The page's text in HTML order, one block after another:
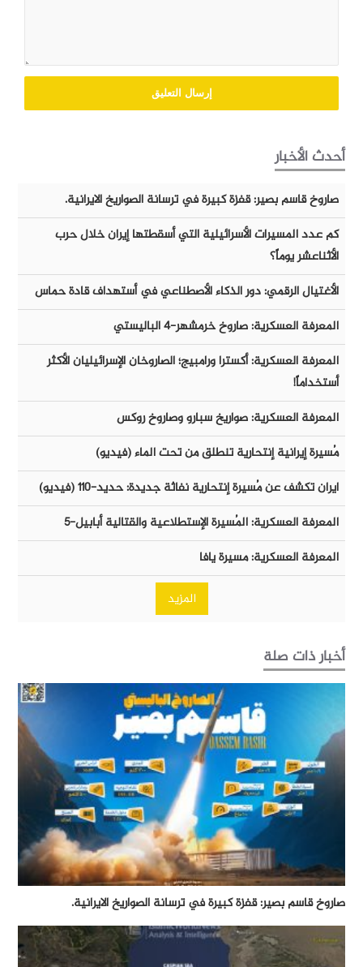
أحدث الأخبار
صاروخ قاسم بصير: قفزة كبيرة في ترسانة الصواريخ الايرانية.
كم عدد المسيرات الأسرائيلية التي أسقطتها إيران خلال حرب
الأثناعشر يوماً؟
الأغتيال الرقمي: دور الذكاء الأصطناعي في أستهداف قادة حماس
المعرفة العسكرية: صاروخ خرمشهر-٤ الباليستي
المعرفة العسكرية: أكسترا ورامبيج؛ الصاروخان الإسرائيليان الأكثر
أستخداماً!
المعرفة العسكرية: صواريخ سبارو وصاروخ روكس
مُسيرة إيرانية إنتحارية تنطلق من تحت الماء (فيديو)
ايران تكشف عن مُسيرة إنتحارية نفاثة جديدة: حديد-١١٠ (فيديو)
المعرفة العسكرية: المُسيرة الإستطلاعية والقتالية أبابيل-٥
المعرفة العسكرية: مسيرة يافا
المزيد
أخبار ذات صلة
صاروخ قاسم بصير: قفزة كبيرة في ترسانة الصواريخ الايرانية.